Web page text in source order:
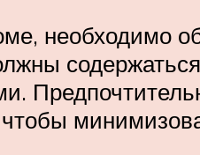
необходимо